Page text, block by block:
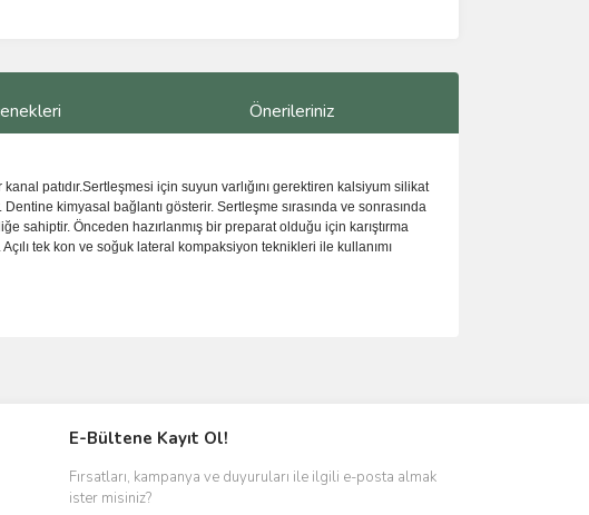
Önerileriniz
patıdır.Sertleşmesi için suyun varlığını gerektiren kalsiyum silikat
kimyasal bağlantı gösterir. Sertleşme sırasında ve sonrasında
sahiptir. Önceden hazırlanmış bir preparat olduğu için karıştırma
tek kon ve soğuk lateral kompaksiyon teknikleri ile kullanımı
E-Bültene Kayıt Ol!
Fırsatları, kampanya ve duyuruları ile ilgili e-posta almak
ister misiniz?